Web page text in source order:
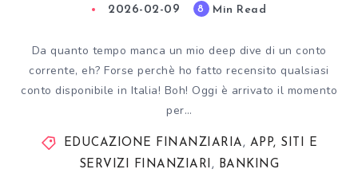
2026-02-09 8 Min Read
Da quanto tempo manca un mio deep dive di un conto
corrente, eh? Forse perchè ho fatto recensito qualsiasi
conto disponibile in Italia! Boh! Oggi è arrivato il momento
per…
EDUCAZIONE FINANZIARIA, APP, SITI E
SERVIZI FINANZIARI, BANKING